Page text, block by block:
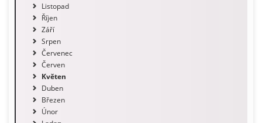
Listopad
Říjen
Září
Srpen
Červenec
Červen
Květen
Duben
Březen
Únor